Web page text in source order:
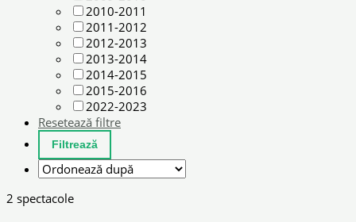
2010-2011
2011-2012
2012-2013
2013-2014
2014-2015
2015-2016
2022-2023
Resetează filtre
2 spectacole